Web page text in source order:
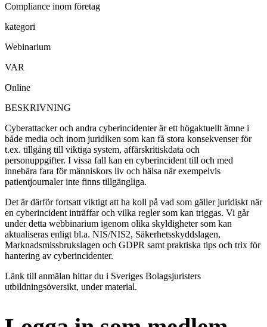
Compliance inom företag
kategori
Webinarium
VAR
Online
BESKRIVNING
Cyberattacker och andra cyberincidenter är ett högaktuellt ämne i
både media och inom juridiken som kan få stora konsekvenser för
t.ex. tillgång till viktiga system, affärskritiskdata och
personuppgifter. I vissa fall kan en cyberincident till och med
innebära fara för människors liv och hälsa när exempelvis
patientjournaler inte finns tillgängliga.
Det är därför fortsatt viktigt att ha koll på vad som gäller juridiskt när
en cyberincident inträffar och vilka regler som kan triggas. Vi går
under detta webbinarium igenom olika skyldigheter som kan
aktualiseras enligt bl.a. NIS/NIS2, Säkerhetsskyddslagen,
Marknadsmissbrukslagen och GDPR samt praktiska tips och trix för
hantering av cyberincidenter.
Länk till anmälan hittar du i Sveriges Bolagsjuristers
utbildningsöversikt, under material.